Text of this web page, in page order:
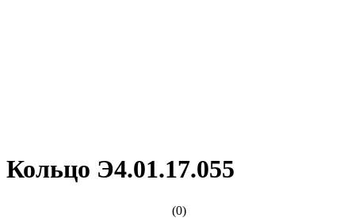
Кольцо Э4.01.17.055
(0)